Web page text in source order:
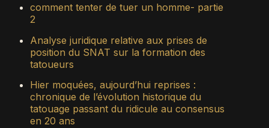
comment tenter de tuer un homme- partie
2
Analyse juridique relative aux prises de
position du SNAT sur la formation des
tatoueurs
Hier moquées, aujourd’hui reprises :
chronique de l’évolution historique du
tatouage passant du ridicule au consensus
en 20 ans